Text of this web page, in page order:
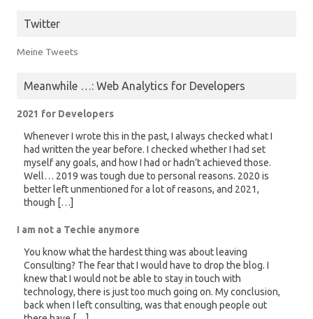
Twitter
Meine Tweets
Meanwhile …: Web Analytics for Developers
2021 for Developers
Whenever I wrote this in the past, I always checked what I
had written the year before. I checked whether I had set
myself any goals, and how I had or hadn’t achieved those.
Well… 2019 was tough due to personal reasons. 2020 is
better left unmentioned for a lot of reasons, and 2021,
though […]
I am not a Techie anymore
You know what the hardest thing was about leaving
Consulting? The fear that I would have to drop the blog. I
knew that I would not be able to stay in touch with
technology, there is just too much going on. My conclusion,
back when I left consulting, was that enough people out